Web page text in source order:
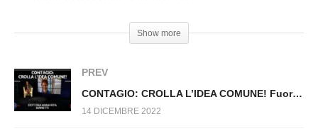
Show more
PREV
CONTAGIO: CROLLA L’IDEA COMUNE! Fuori dal Virus n.285
14 DICEMBRE 2022